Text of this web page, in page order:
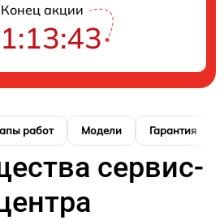
Конец акции
работ Модели Гарантия
сервис-